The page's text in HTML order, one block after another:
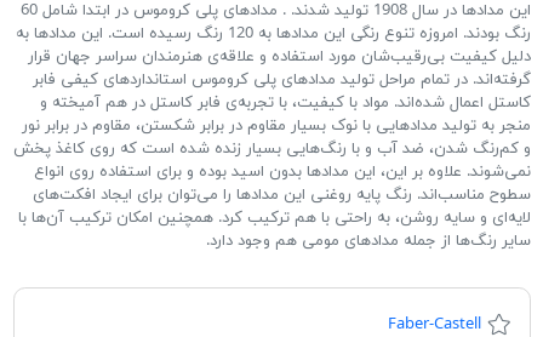
این مدادها در سال 1908 تولید شدند. . مدادهای پلی کروموس در ابتدا شامل 60
رنگ بودند. امروزه تنوع رنگی این مدادها به 120 رنگ رسیده است. این مدادها به
دلیل کیفیت بی‌رقیب‌شان مورد استفاده و علاقه‌ی هنرمندان سراسر جهان قرار
گرفته‌اند. در تمام مراحل تولید مدادهای پلی کروموس استانداردهای کیفی فابر
کاستل اعمال شده‌اند. مواد با کیفیت، با تجربه‌ی فابر کاستل در هم آمیخته و
منجر به تولید مدادهایی با نوک بسیار مقاوم در برابر شکستن، مقاوم در برابر نور
و کم‌رنگ شدن، ضد آب و با رنگ‌هایی بسیار زنده شده است که روی کاغذ پخش
نمی‌شوند. علاوه بر این، این مدادها بدون اسید بوده و برای استفاده روی انواع
سطوح مناسب‌اند. رنگ پایه روغنی این مدادها را می‌توان برای ایجاد افکت‌های
لایه‌ای و سایه روشن، به راحتی با هم ترکیب کرد. همچنین امکان ترکیب آن‌ها با
سایر رنگ‌ها از جمله مدادهای مومی هم وجود دارد.
Faber-Castell